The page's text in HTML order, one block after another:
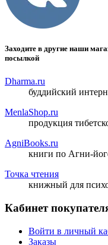
Заходите в другие наши
посылкой
Dharma.ru
буддийский
MenlaShop.ru
продукция
AgniBooks.ru
книги по Агни-
Точка чтения
книжный для
Кабинет
Войти в личный
Заказы